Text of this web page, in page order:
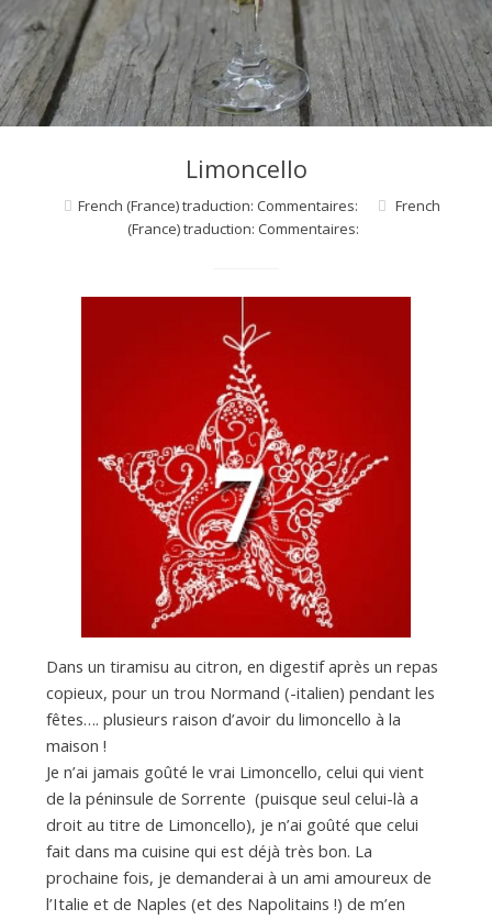
e
d
Limoncello
French (France) traduction: Commentaires:
French
(France) traduction: Commentaires:
Dans un tiramisu au citron, en digestif après un repas
copieux, pour un trou Normand (-italien) pendant les
fêtes…. plusieurs raison d’avoir du limoncello à la
maison !
Je n’ai jamais goûté le vrai Limoncello, celui qui vient
de la péninsule de Sorrente (puisque seul celui-là a
droit au titre de Limoncello), je n’ai goûté que celui
fait dans ma cuisine qui est déjà très bon. La
prochaine fois, je demanderai à un ami amoureux de
l’Italie et de Naples (et des Napolitains !) de m’en